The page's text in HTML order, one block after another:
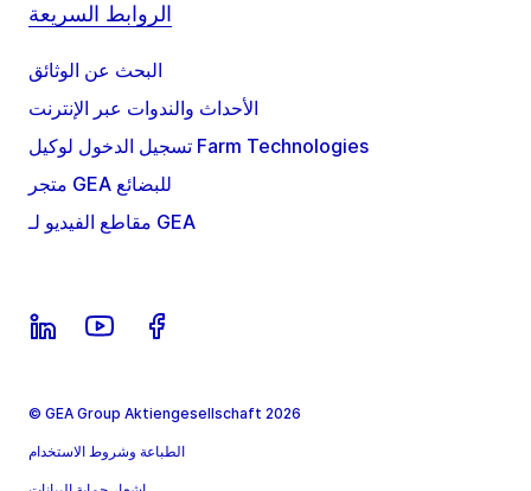
الروابط السريعة
البحث عن الوثائق
الأحداث والندوات عبر الإنترنت
تسجيل الدخول لوكيل Farm Technologies
متجر GEA للبضائع
مقاطع الفيديو لـ GEA
© GEA Group Aktiengesellschaft 2026
الطباعة وشروط الاستخدام